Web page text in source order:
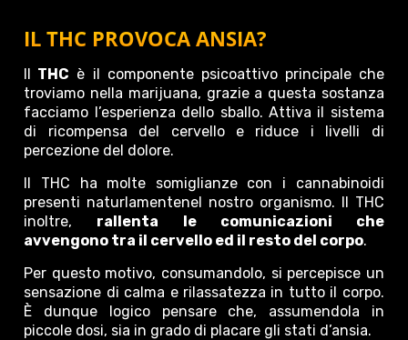
IL THC PROVOCA ANSIA?
Il THC è il componente psicoattivo principale che
troviamo nella marijuana, grazie a questa sostanza
facciamo l’esperienza dello sballo. Attiva il sistema
di ricompensa del cervello e riduce i livelli di
percezione del dolore.
Il THC ha molte somiglianze con i cannabinoidi
presenti naturlamentenel nostro organismo. Il THC
inoltre, rallenta le comunicazioni che
avvengono tra il cervello ed il resto del corpo.
Per questo motivo, consumandolo, si percepisce un
sensazione di calma e rilassatezza in tutto il corpo.
È dunque logico pensare che, assumendola in
piccole dosi, sia in grado di placare gli stati d’ansia.